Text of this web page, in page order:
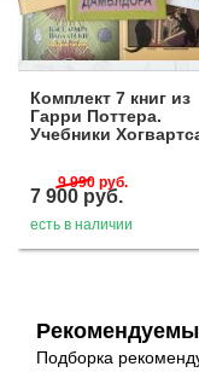
Комплект 7 книг из
Гарри Поттера.
Учебники
9 990 руб.
7 900 руб.
есть в наличии
Подборка